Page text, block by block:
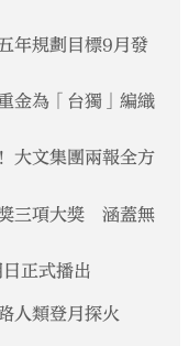
年規劃目標9月發
金為「台獨」編織
大文集團兩報全方
三項大獎 涵蓋無
正式播出
人類登月探火